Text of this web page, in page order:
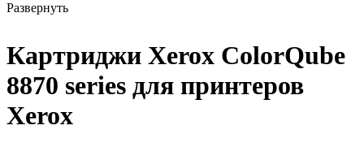
Развернуть
Картриджи Xerox ColorQube
8870 series для принтеров
Xerox